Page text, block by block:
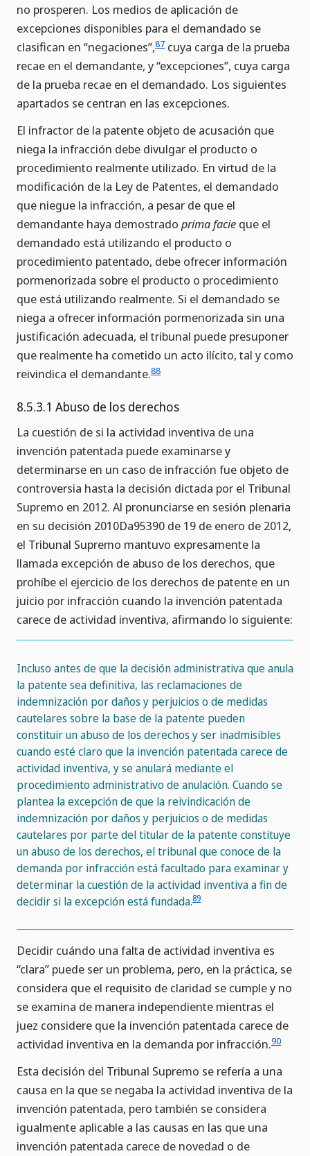
no prosperen. Los medios de aplicación de
excepciones disponibles para el demandado se
clasifican en “negaciones”,87 cuya carga de la prueba
recae en el demandante, y “excepciones”, cuya carga
de la prueba recae en el demandado. Los siguientes
apartados se centran en las excepciones.
El infractor de la patente objeto de acusación que
niega la infracción debe divulgar el producto o
procedimiento realmente utilizado. En virtud de la
modificación de la Ley de Patentes, el demandado
que niegue la infracción, a pesar de que el
demandante haya demostrado prima facie que el
demandado está utilizando el producto o
procedimiento patentado, debe ofrecer información
pormenorizada sobre el producto o procedimiento
que está utilizando realmente. Si el demandado se
niega a ofrecer información pormenorizada sin una
justificación adecuada, el tribunal puede presuponer
que realmente ha cometido un acto ilícito, tal y como
reivindica el demandante.88
8.5.3.1 Abuso de los derechos
La cuestión de si la actividad inventiva de una
invención patentada puede examinarse y
determinarse en un caso de infracción fue objeto de
controversia hasta la decisión dictada por el Tribunal
Supremo en 2012. Al pronunciarse en sesión plenaria
en su decisión 2010Da95390 de 19 de enero de 2012,
el Tribunal Supremo mantuvo expresamente la
llamada excepción de abuso de los derechos, que
prohíbe el ejercicio de los derechos de patente en un
juicio por infracción cuando la invención patentada
carece de actividad inventiva, afirmando lo siguiente:
Incluso antes de que la decisión administrativa que anula
la patente sea definitiva, las reclamaciones de
indemnización por daños y perjuicios o de medidas
cautelares sobre la base de la patente pueden
constituir un abuso de los derechos y ser inadmisibles
cuando esté claro que la invención patentada carece de
actividad inventiva, y se anulará mediante el
procedimiento administrativo de anulación. Cuando se
plantea la excepción de que la reivindicación de
indemnización por daños y perjuicios o de medidas
cautelares por parte del titular de la patente constituye
un abuso de los derechos, el tribunal que conoce de la
demanda por infracción está facultado para examinar y
determinar la cuestión de la actividad inventiva a fin de
decidir si la excepción está fundada.89
Decidir cuándo una falta de actividad inventiva es
“clara” puede ser un problema, pero, en la práctica, se
considera que el requisito de claridad se cumple y no
se examina de manera independiente mientras el
juez considere que la invención patentada carece de
actividad inventiva en la demanda por infracción.90
Esta decisión del Tribunal Supremo se refería a una
causa en la que se negaba la actividad inventiva de la
invención patentada, pero también se considera
igualmente aplicable a las causas en las que una
invención patentada carece de novedad o de